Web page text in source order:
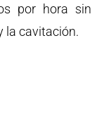
por hora sin
la cavitación.